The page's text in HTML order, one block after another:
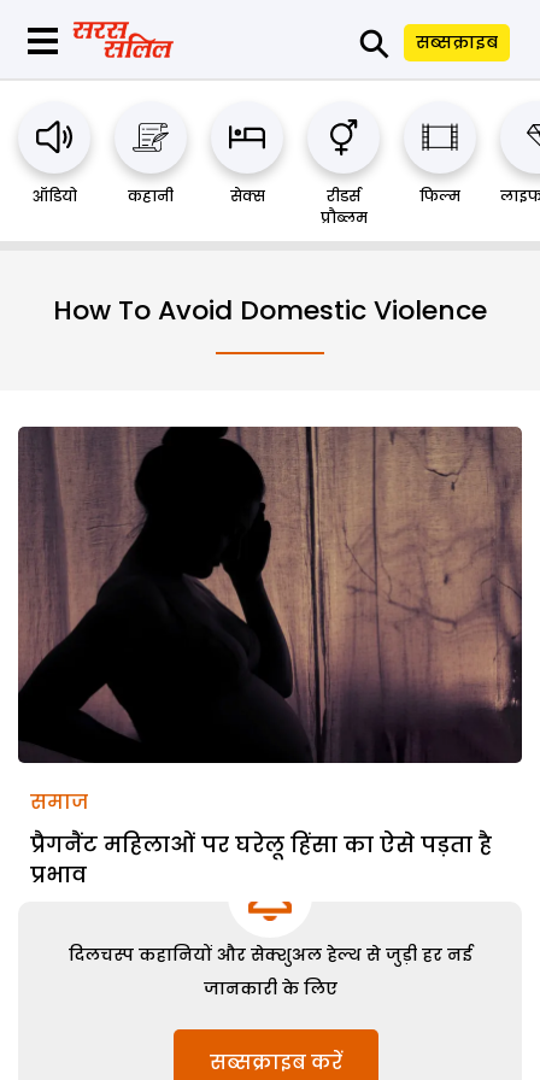
⚲ सब्सक्राइब
ऑडियो कहानी सेक्स
रीडर्स
प्रौब्लम
फिल्म
How To Avoid Domestic Violence
समाज
प्रैगनैंट महिलाओं पर घरेलू हिंसा का ऐसे पड़ता है
प्रभाव
दिलचस्प कहानियों और सेक्शुअल हेल्थ से जुड़ी हर नई
जानकारी के लिए
सब्सक्राइब करें